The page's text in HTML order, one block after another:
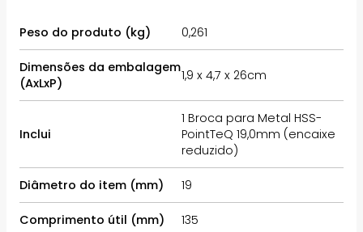
Peso do produto (kg) 0,261
Dimensões da embalagem
(AxLxP)
1,9 x 4,7 x 26cm
Inclui
1 Broca para Metal HSS-
PointTeQ 19,0mm (encaixe
reduzido)
Diâmetro do item (mm) 19
Comprimento útil (mm) 135